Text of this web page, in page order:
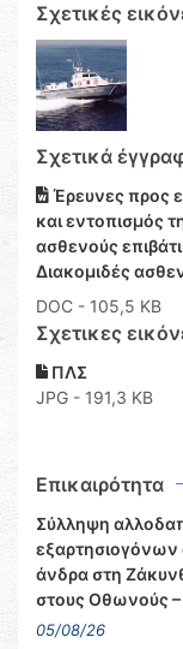
Σχετικές
Σχετικά
Έρευνες προς
και εντοπισμός
ασθενούς
Διακομιδές
DOC - 105,5 KB
Σχετικες
ΠΛΣ
JPG - 191,3 KB
Επικαιρότητα
Σύλληψη
άνδρα στη
στους Οθωνούς
05/08/26